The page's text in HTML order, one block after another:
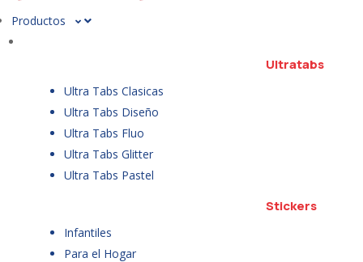
Productos
Ultratabs
Ultra Tabs Clasicas
Ultra Tabs Diseño
Ultra Tabs Fluo
Ultra Tabs Glitter
Ultra Tabs Pastel
Stickers
Infantiles
Para el Hogar